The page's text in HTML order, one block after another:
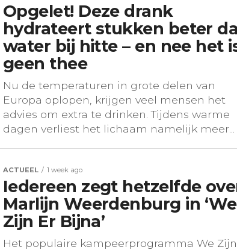
Opgelet! Deze drank
hydrateert stukken beter
water bij hitte – en nee het
geen thee
Nu de temperaturen in grote delen van
Europa oplopen, krijgen veel mensen het
advies om extra te drinken. Tijdens warme
dagen verliest het lichaam namelijk meer...
ACTUEEL 1 week ago
Iedereen zegt hetzelfde
Marlijn Weerdenburg in ‘We
Zijn Er Bijna’
Het populaire kampeerprogramma We Zijn